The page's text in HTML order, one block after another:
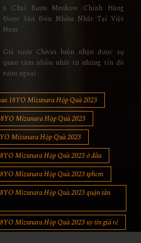
6 Chai Rượu Meukow Chính Hãng
Được Săn Đón Nhiều Nhất Tại Việt
Nam
Giá rượu Chivas luôn nhận được sự
quan tâm nhiều nhất từ những tín đồ
rượu ngoại
18YO Mizunara Hộp Quà 2023
Mizunara Hộp Quà 2023
Mizunara Hộp Quà 2023
Mizunara Hộp Quà 2023 ở đâu
Mizunara Hộp Quà 2023 tphcm
Mizunara Hộp Quà 2023 quận tân
Mizunara Hộp Quà 2023 uy tín giá rẻ